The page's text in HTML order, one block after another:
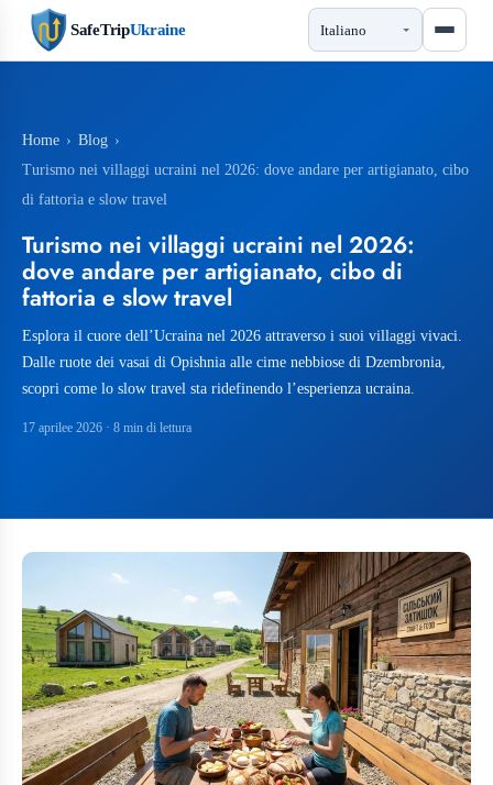
SafeTripUkraine
Home › Blog ›
Turismo nei villaggi ucraini nel 2026: dove andare per artigianato, cibo
di fattoria e slow travel
Turismo nei villaggi ucraini nel 2026:
dove andare per artigianato, cibo di
fattoria e slow travel
Esplora il cuore dell’Ucraina nel 2026 attraverso i suoi villaggi vivaci.
Dalle ruote dei vasai di Opishnia alle cime nebbiose di Dzembronia,
scopri come lo slow travel sta ridefinendo l’esperienza ucraina.
17 aprilee 2026 · 8 min di lettura